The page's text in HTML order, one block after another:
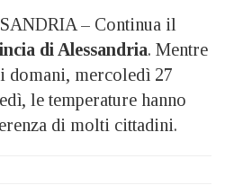
– Continua il
di Alessandria. Mentre
domani, mercoledì 27
le temperature hanno
di molti cittadini.